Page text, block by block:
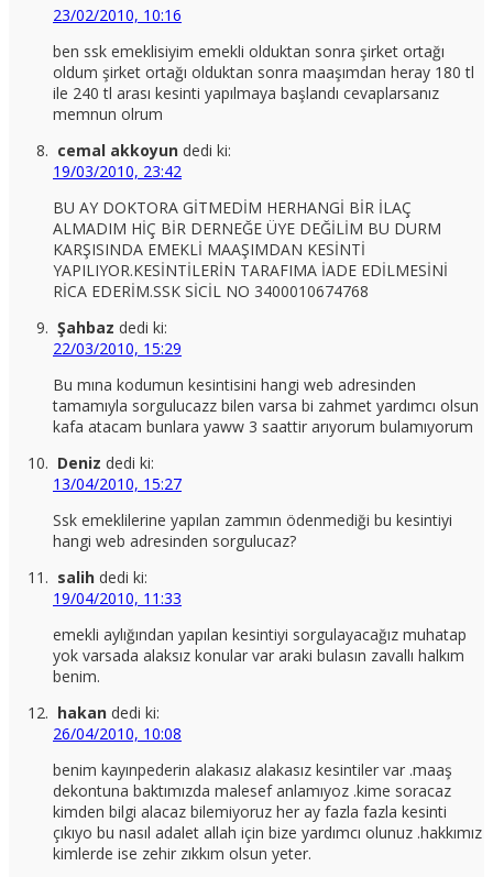
23/02/2010, 10:16
ben ssk emeklisiyim emekli olduktan sonra şirket ortağı
oldum şirket ortağı olduktan sonra maaşımdan heray 180 tl
ile 240 tl arası kesinti yapılmaya başlandı cevaplarsanız
memnun olrum
cemal akkoyun dedi ki:
19/03/2010, 23:42
BU AY DOKTORA GİTMEDİM HERHANGİ BİR İLAÇ
ALMADIM HİÇ BİR DERNEĞE ÜYE DEĞİLİM BU DURM
KARŞISINDA EMEKLİ MAAŞIMDAN KESİNTİ
YAPILIYOR.KESİNTİLERİN TARAFIMA İADE EDİLMESİNİ
RİCA EDERİM.SSK SİCİL NO 3400010674768
Şahbaz dedi ki:
22/03/2010, 15:29
Bu mına kodumun kesintisini hangi web adresinden
tamamıyla sorgulucazz bilen varsa bi zahmet yardımcı olsun
kafa atacam bunlara yaww 3 saattir arıyorum bulamıyorum
Deniz dedi ki:
13/04/2010, 15:27
Ssk emeklilerine yapılan zammın ödenmediği bu kesintiyi
hangi web adresinden sorgulucaz?
salih dedi ki:
19/04/2010, 11:33
emekli aylığından yapılan kesintiyi sorgulayacağız muhatap
yok varsada alaksız konular var araki bulasın zavallı halkım
benim.
hakan dedi ki:
26/04/2010, 10:08
benim kayınpederin alakasız alakasız kesintiler var .maaş
dekontuna baktımızda malesef anlamıyoz .kime soracaz
kimden bilgi alacaz bilemiyoruz her ay fazla fazla kesinti
çıkıyo bu nasıl adalet allah için bize yardımcı olunuz .hakkımız
kimlerde ise zehir zıkkım olsun yeter.